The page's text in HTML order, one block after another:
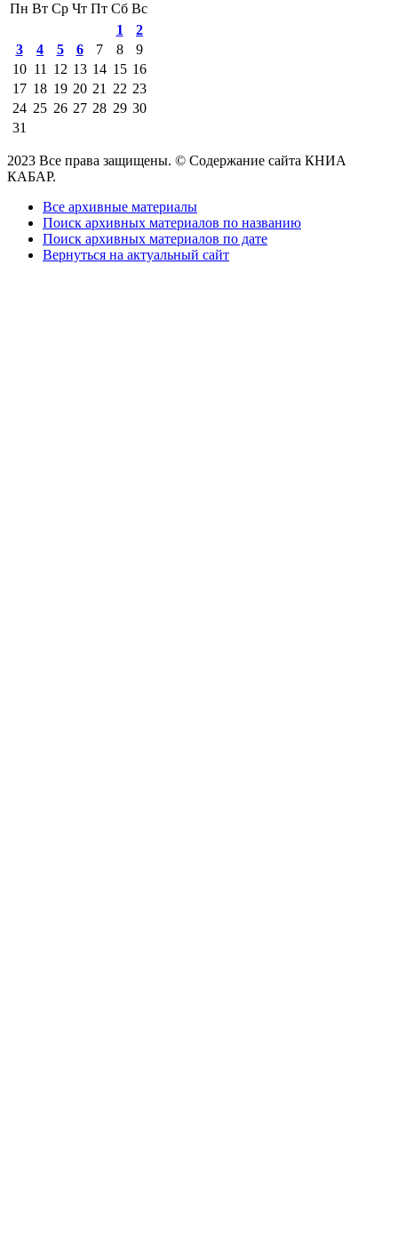
Пн Вт Ср Чт Пт Сб Вс
1
2
3
4 5 6 7 8
9
10 11 12 13 14 15 16
17 18 19 20 21 22 23
24 25 26 27 28 29 30
31
2023 Все права защищены. © Содержание сайта КНИА
КАБАР.
Все архивные материалы
Поиск архивных материалов по названию
Поиск архивных материалов по дате
Вернуться на актуальный сайт